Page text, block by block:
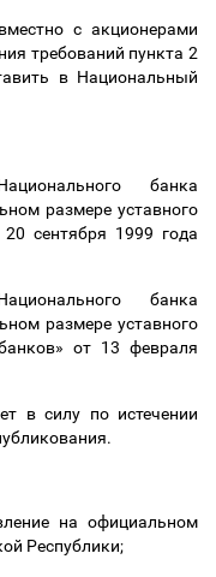
с акционерами
требований пункта 2
в Национальный
банка
размере уставного
сентября 1999 года
банка
размере уставного
от 13 февраля
в силу по истечении
на официальном
Республики;